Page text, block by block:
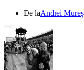
De laAndrei